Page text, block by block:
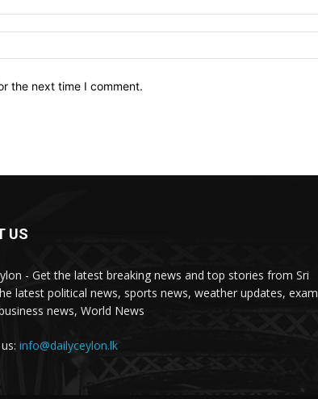
the next time I comment.
US
- Get the latest breaking news and top stories from Sri
latest political news, sports news, weather updates, exam
news, World News
info@dailyceylon.lk